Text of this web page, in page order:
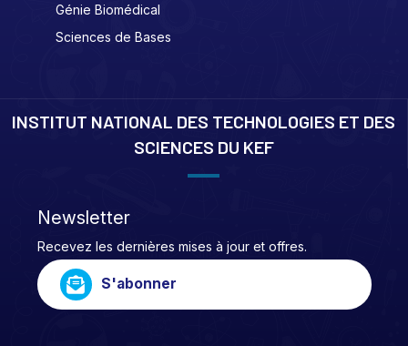
Génie Biomédical
Sciences de Bases
INSTITUT NATIONAL DES TECHNOLOGIES ET DES
SCIENCES DU KEF
Newsletter
Recevez les dernières mises à jour et offres.
S'abonner